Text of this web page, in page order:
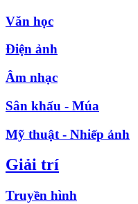
Văn học
Điện ảnh
Âm nhạc
Sân khấu - Múa
Mỹ thuật - Nhiếp ảnh
Giải trí
Truyền hình